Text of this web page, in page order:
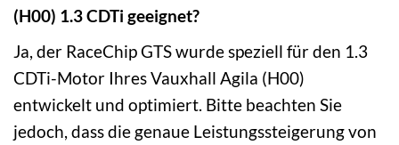
(H00) 1.3 CDTi geeignet?
Ja, der RaceChip GTS wurde speziell für den 1.3
CDTi-Motor Ihres Vauxhall Agila (H00)
entwickelt und optimiert. Bitte beachten Sie
jedoch, dass die genaue Leistungssteigerung von